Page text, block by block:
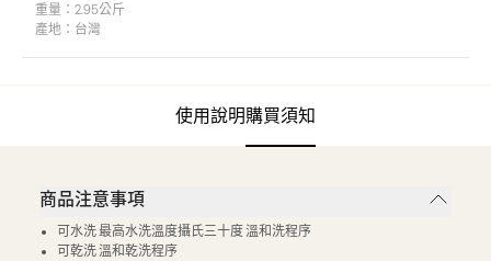
重量： 2.95公斤
產地： 台灣
使用說明購買須知
商品注意事項
可水洗 最高水洗溫度攝氏三十度 溫和洗程序
可乾洗 溫和乾洗程序